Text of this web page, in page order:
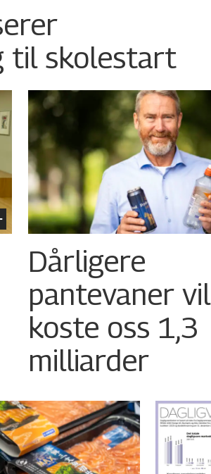
til skolestart
Dårligere
pantevaner vil
koste oss 1,3
milliarder